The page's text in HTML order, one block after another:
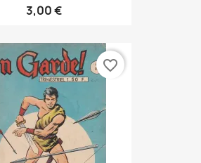
3,00 €
favorite_border